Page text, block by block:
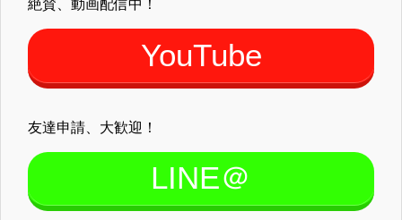
絶賛、動画配信中！
YouTube
友達申請、大歓迎！
LINE＠